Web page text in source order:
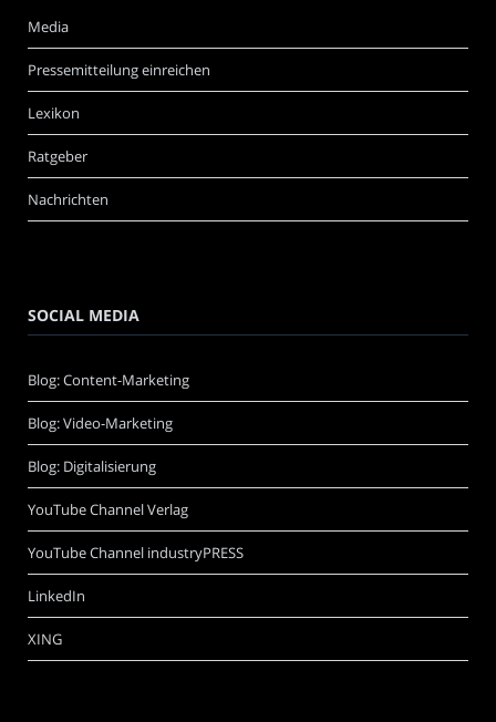
Media
Pressemitteilung einreichen
Lexikon
Ratgeber
Nachrichten
SOCIAL MEDIA
Blog: Content-Marketing
Blog: Video-Marketing
Blog: Digitalisierung
YouTube Channel Verlag
YouTube Channel industryPRESS
LinkedIn
XING